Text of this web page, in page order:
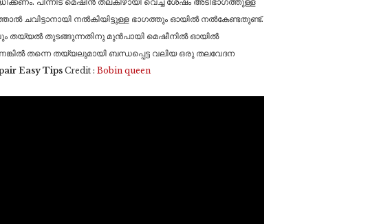
നൽകിയിട്ടുള്ള ഭാഗത്തും ഓയിൽ നൽകേണ്ടതുണ്ട്.
തുടങ്ങുന്നതിനു മുൻപായി മെഷീനിൽ ഓയിൽ
തന്നെ തയ്യലുമായി ബന്ധപ്പെട്ട വലിയ ഒരു തലവേദന
Easy Tips Credit : Bobin queen